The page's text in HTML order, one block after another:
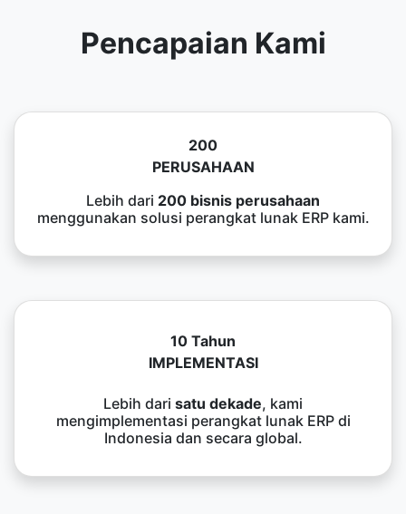
Pencapaian Kami
200
PERUSAHAAN
Lebih dari 200 bisnis perusahaan
menggunakan solusi perangkat lunak ERP kami.
10 Tahun
IMPLEMENTASI
Lebih dari satu dekade, kami
mengimplementasi perangkat lunak ERP di
Indonesia dan secara global.